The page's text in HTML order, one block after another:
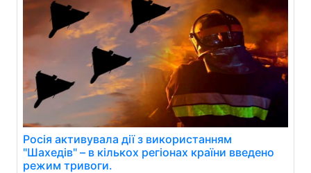
Росія активувала дії з використанням
"Шахедів" – в кількох регіонах країни введено
режим тривоги.